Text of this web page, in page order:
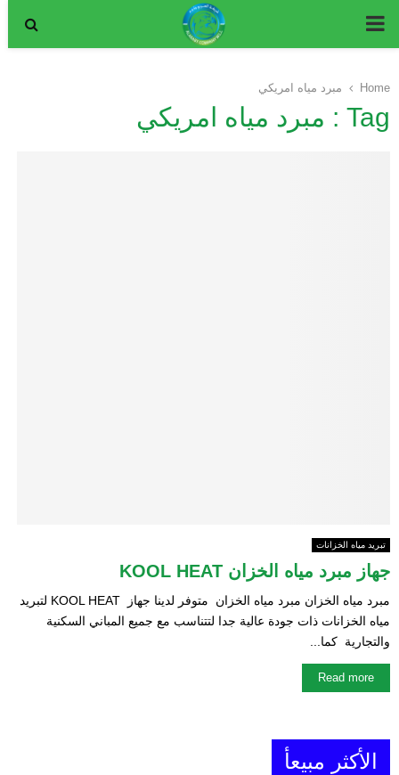
P
I
Home مبرد مياه امريكي
Tag : مبرد مياه امريكي
تبريد مياه الخزانات
جهاز مبرد مياه الخزان KOOL HEAT
مبرد مياه الخزان مبرد مياه الخزان متوفر لدينا جهاز KOOL HEAT لتبريد
مياه الخزانات ذات جودة عالية جدا لتتناسب مع جميع المباني السكنية
والتجارية كما...
Read more
الأكثر مبيعأ